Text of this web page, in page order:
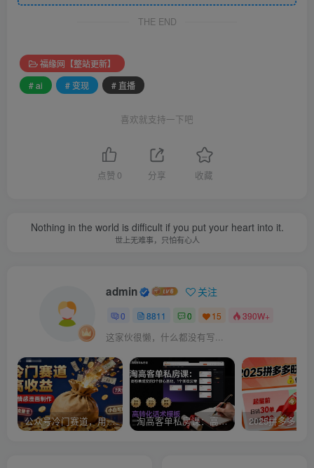
THE END
福缘网【整站更新】
# ai
# 变现 # 直播
喜欢就支持一下吧
点赞 0 分享 收藏
Nothing in the world is difficult if you put your heart into it.
世上无难事，只怕有心人
admin 关注
0 8811 0 15 390W+
这家伙很懒，什么都没有写...
公众号冷门赛道，用AI做情感漫画，7天开通流量主，操作简单，小白可玩 淘高客单私房课：高客单成交的3个核心基础，1个实操法宝